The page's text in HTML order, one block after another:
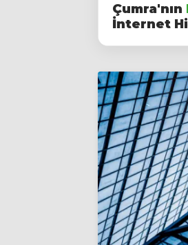
Çumra'nın
İnternet